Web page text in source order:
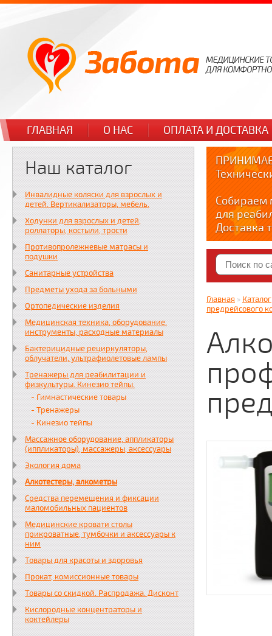
ГЛАВНАЯ О НАС ОПЛАТА И ДОСТАВКА
Наш каталог
Инвалидные коляски для взрослых и
детей. Вертикализаторы, мебель.
Ходунки для взрослых и детей,
роллаторы, костыли, трости
Противопролежневые матрасы и
подушки
Санитарные устройства
Предметы ухода за больными
Ортопедические изделия
Медицинская техника, оборудование.
инструменты, расходные материалы
Бактерицидные рециркуляторы,
облучатели, ультрафиолетовые лампы
Тренажеры для реабилитации и
физкультуры. Кинезио тейпы.
- Гимнастические товары
- Тренажеры
- Кинезио тейпы
Массажное оборудование, аппликаторы
(иппликаторы), массажеры, аксессуары
Экология дома
Алкотестеры, алкометры
Средства перемещения и фиксации
маломобильных пациентов
Медицинские кровати столы
прикроватные, тумбочки и аксессуары к
ним
Товары для красоты и здоровья
Прокат, комиссионные товары
Товары со скидкой. Распродажа. Дисконт
Кислородные концентраторы и
коктейлеры
Собираем
для
Доставка
по тел.
Краткие
Яндекс.
zabota16.ru
Всегда на
Главная » Каталог
предрейсового